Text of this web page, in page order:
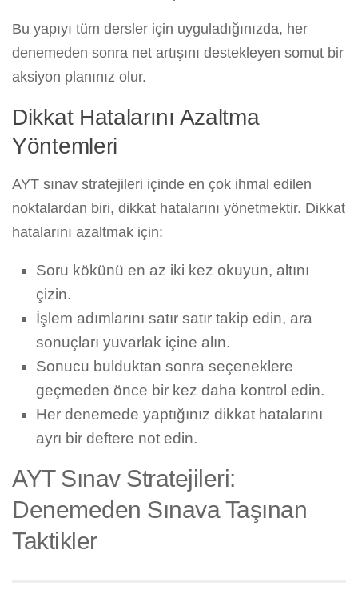
Bu yapıyı tüm dersler için uyguladığınızda, her
denemeden sonra net artışını destekleyen somut bir
aksiyon planınız olur.
Dikkat Hatalarını Azaltma
Yöntemleri
AYT sınav stratejileri içinde en çok ihmal edilen
noktalardan biri, dikkat hatalarını yönetmektir. Dikkat
hatalarını azaltmak için:
Soru kökünü en az iki kez okuyun, altını
çizin.
İşlem adımlarını satır satır takip edin, ara
sonuçları yuvarlak içine alın.
Sonucu bulduktan sonra seçeneklere
geçmeden önce bir kez daha kontrol edin.
Her denemede yaptığınız dikkat hatalarını
ayrı bir deftere not edin.
AYT Sınav Stratejileri:
Denemeden Sınava Taşınan
Taktikler